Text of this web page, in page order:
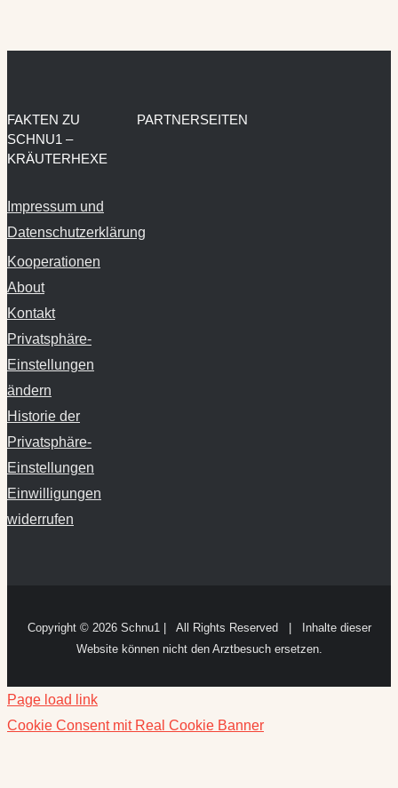
FAKTEN ZU
SCHNU1 –
KRÄUTERHEXE
Impressum und
Datenschutzerklärung
Kooperationen
About
Kontakt
Privatsphäre-
Einstellungen
ändern
Historie der
Privatsphäre-
Einstellungen
Einwilligungen
widerrufen
PARTNERSEITEN
Copyright © 2026 Schnu1 | All Rights Reserved | Inhalte dieser
Website können nicht den Arztbesuch ersetzen.
Page load link
Cookie Consent mit Real Cookie Banner